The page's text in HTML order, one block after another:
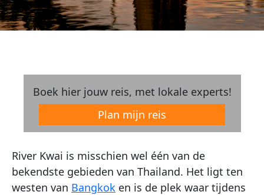
Boek hier jouw reis, met lokale experts!
Plan mijn reis
River Kwai is misschien wel één van de
bekendste gebieden van Thailand. Het ligt ten
westen van Bangkok en is de plek waar tijdens